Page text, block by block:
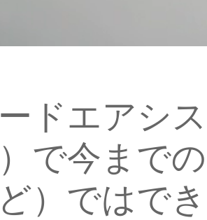
ドエアシ
で今まで
）ではで